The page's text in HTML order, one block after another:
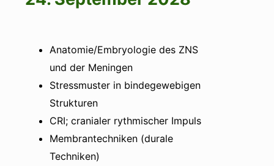
Anatomie/Embryologie des ZNS
und der Meningen
Stressmuster in bindegewebigen
Strukturen
CRI; cranialer rythmischer Impuls
Membrantechniken (durale
Techniken)